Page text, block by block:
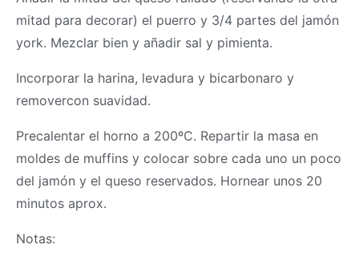
mitad para decorar) el puerro y 3/4 partes del jamón
york. Mezclar bien y añadir sal y pimienta.
Incorporar la harina, levadura y bicarbonaro y
removercon suavidad.
Precalentar el horno a 200ºC. Repartir la masa en
moldes de muffins y colocar sobre cada uno un poco
del jamón y el queso reservados. Hornear unos 20
minutos aprox.
Notas: